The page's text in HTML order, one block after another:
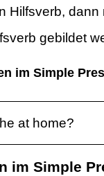
Hilfsverb, dann
gebildet
im Simple
he at home?
im Simple